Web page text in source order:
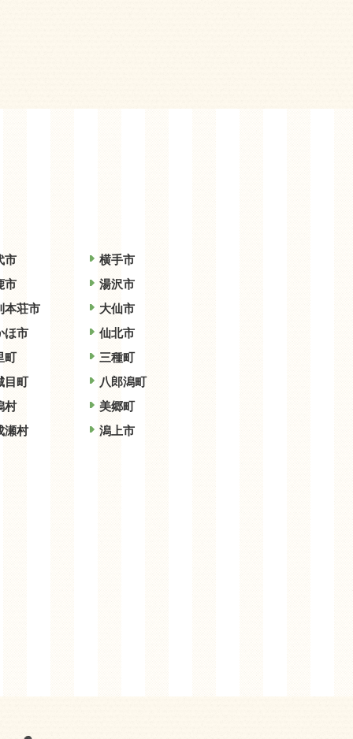
市
横手市
市
湯沢市
本荘市
大仙市
ほ市
仙北市
町
三種町
目町
八郎潟町
村
美郷町
瀬村
潟上市